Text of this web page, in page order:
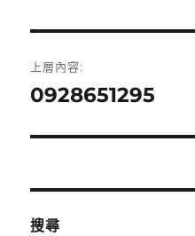
章
上層內容:
0928651295
搜尋